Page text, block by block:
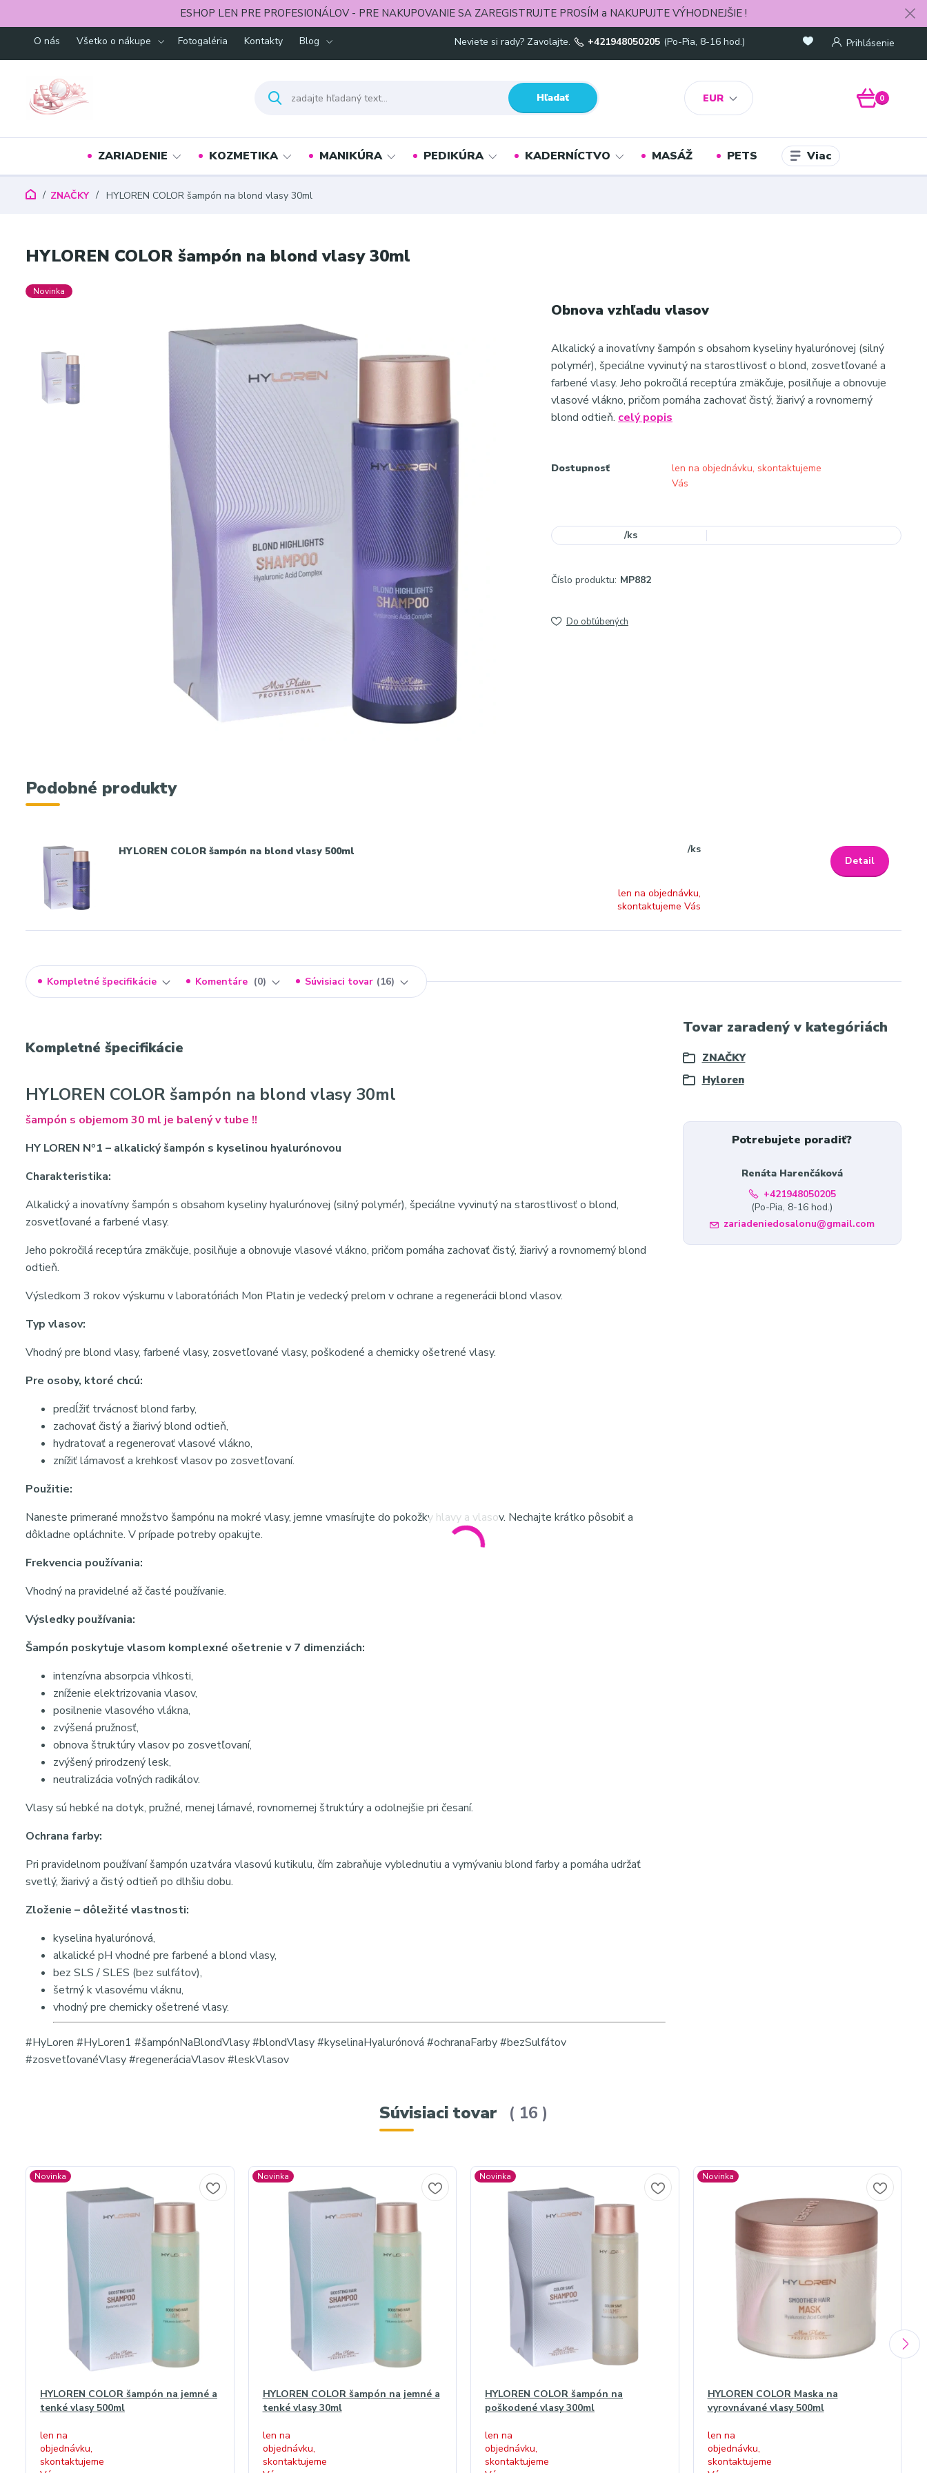
ESHOP LEN PRE PROFESIONÁLOV - PRE NAKUPOVANIE SA ZAREGISTRUJTE PROSÍM a NAKUPUJTE VÝHODNEJŠIE !
O nás Všetko o nákupe Fotogaléria Kontakty Blog
EUR
Prihlásenie
Hľadať
Neviete si rady? Zavolajte. +421948050205 (Po-Pia, 8-16 hod.)
0
ZARIADENIE KOZMETIKA MANIKÚRA PEDIKÚRA KADERNÍCTVO MASÁŽ PETS Viac
ZNAČKY HYLOREN COLOR šampón na blond vlasy 30ml
HYLOREN COLOR šampón na blond vlasy 30ml
Novinka
Obnova vzhľadu vlasov
Alkalický a inovatívny šampón s obsahom kyseliny hyalurónovej (silný
polymér), špeciálne vyvinutý na starostlivosť o blond, zosvetľované a
farbené vlasy. Jeho pokročilá receptúra zmäkčuje, posilňuje a obnovuje
vlasové vlákno, pričom pomáha zachovať čistý, žiarivý a rovnomerný
blond odtieň. celý popis
Dostupnosť
len na objednávku, skontaktujeme
Vás
/ks
Číslo produktu: MP882
Do obľúbených
Podobné produkty
HYLOREN COLOR šampón na blond vlasy 500ml /ks
len na objednávku,
skontaktujeme Vás
Detail
Kompletné špecifikácie Komentáre 0 Súvisiaci tovar 16
Kompletné špecifikácie
HYLOREN COLOR šampón na blond vlasy 30ml
šampón s objemom 30 ml je balený v tube !!
HY LOREN Nº1 – alkalický šampón s kyselinou hyalurónovou
Charakteristika:
Alkalický a inovatívny šampón s obsahom kyseliny hyalurónovej (silný polymér), špeciálne vyvinutý na starostlivosť o blond,
zosvetľované a farbené vlasy.
Jeho pokročilá receptúra zmäkčuje, posilňuje a obnovuje vlasové vlákno, pričom pomáha zachovať čistý, žiarivý a rovnomerný blond
odtieň.
Výsledkom 3 rokov výskumu v laboratóriách Mon Platin je vedecký prelom v ochrane a regenerácii blond vlasov.
Typ vlasov:
Vhodný pre blond vlasy, farbené vlasy, zosvetľované vlasy, poškodené a chemicky ošetrené vlasy.
Pre osoby, ktoré chcú:
predĺžiť trvácnosť blond farby,
zachovať čistý a žiarivý blond odtieň,
hydratovať a regenerovať vlasové vlákno,
znížiť lámavosť a krehkosť vlasov po zosvetľovaní.
Použitie:
Naneste primerané množstvo šampónu na mokré vlasy, jemne vmasírujte do pokožky hlavy a vlasov. Nechajte krátko pôsobiť a
dôkladne opláchnite. V prípade potreby opakujte.
Frekvencia používania:
Vhodný na pravidelné až časté používanie.
Výsledky používania:
Šampón poskytuje vlasom komplexné ošetrenie v 7 dimenziách:
intenzívna absorpcia vlhkosti,
zníženie elektrizovania vlasov,
posilnenie vlasového vlákna,
zvýšená pružnosť,
obnova štruktúry vlasov po zosvetľovaní,
zvýšený prirodzený lesk,
neutralizácia voľných radikálov.
Vlasy sú hebké na dotyk, pružné, menej lámavé, rovnomernej štruktúry a odolnejšie pri česaní.
Ochrana farby:
Pri pravidelnom používaní šampón uzatvára vlasovú kutikulu, čím zabraňuje vyblednutiu a vymývaniu blond farby a pomáha udržať
svetlý, žiarivý a čistý odtieň po dlhšiu dobu.
Zloženie – dôležité vlastnosti:
kyselina hyalurónová,
alkalické pH vhodné pre farbené a blond vlasy,
bez SLS / SLES (bez sulfátov),
šetrný k vlasovému vláknu,
vhodný pre chemicky ošetrené vlasy.
#HyLoren #HyLoren1 #šampónNaBlondVlasy #blondVlasy #kyselinaHyalurónová #ochranaFarby #bezSulfátov
#zosvetľovanéVlasy #regeneráciaVlasov #leskVlasov
Tovar zaradený v kategóriách
ZNAČKY
Hyloren
Potrebujete poradiť?
Renáta Harenčáková
+421948050205
(Po-Pia, 8-16 hod.)
zariadeniedosalonu@gmail.com
Súvisiaci tovar 16
Novinka
HYLOREN COLOR šampón na jemné a
tenké vlasy 500ml
len na
objednávku,
skontaktujeme
Novinka
HYLOREN COLOR šampón na jemné a
tenké vlasy 30ml
len na
objednávku,
skontaktujeme
Novinka
HYLOREN COLOR šampón na
poškodené vlasy 300ml
len na
objednávku,
skontaktujeme
Novinka
HYLOREN COLOR Maska na
vyrovnávané vlasy 500ml
len na
objednávku,
skontaktujeme